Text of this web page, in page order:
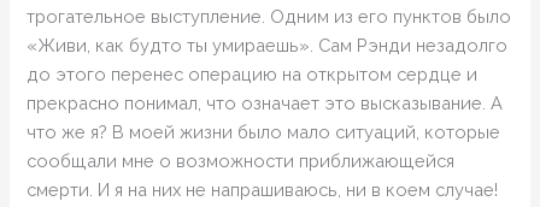
трогательное выступление. Одним из его пунктов было
«Живи, как будто ты умираешь». Сам Рэнди незадолго
до этого перенес операцию на открытом сердце и
прекрасно понимал, что означает это высказывание. А
что же я? В моей жизни было мало ситуаций, которые
сообщали мне о возможности приближающейся
смерти. И я на них не напрашиваюсь, ни в коем случае!